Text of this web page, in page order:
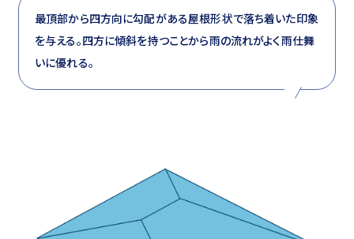
好みからモデルハウスを探す
住まいづくりお役立ち情報
他の展示場
最頂部から四方向に勾配がある屋根形状で落ち着いた印象
を与える。四方に傾斜を持つことから雨の流れがよく雨仕舞
いに優れる。